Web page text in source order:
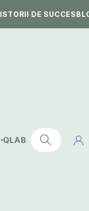
ISTORII DE SUCCES
QLAB